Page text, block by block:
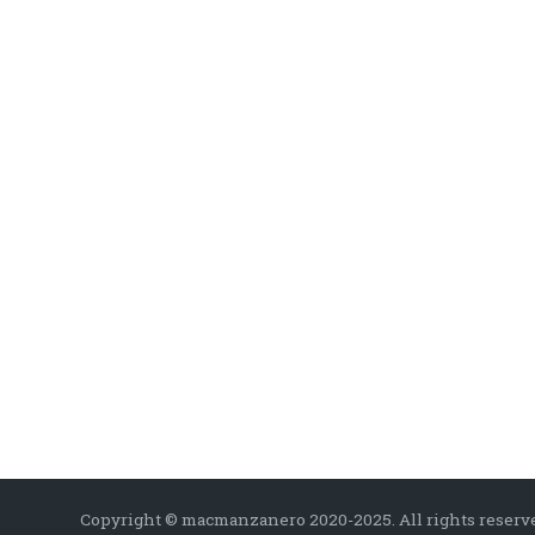
Copyright © macmanzanero 2020-2025. All rights